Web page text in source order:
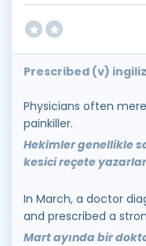
Prescribed (v)
Physicians often
painkiller.
Hekimler genellikle
kesici reçete
In March, a doctor
and prescribed a
Mart ayında bir